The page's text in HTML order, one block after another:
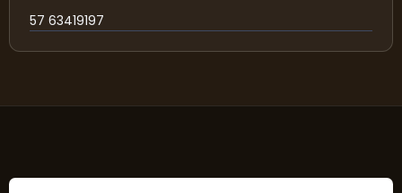
57 63419197